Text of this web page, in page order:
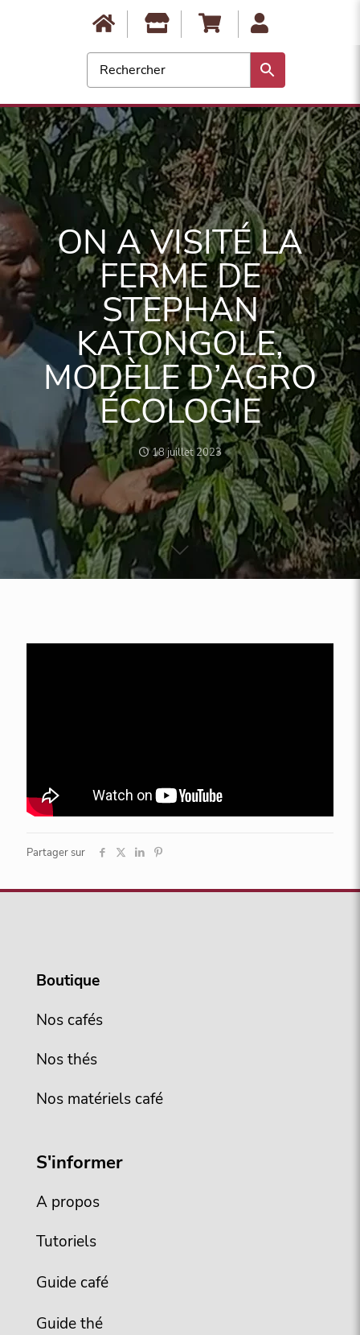
ON A VISITÉ LA
FERME DE
STEPHAN
KATONGOLE,
MODÈLE D’AGRO
ÉCOLOGIE
18 juillet 2023
Partager sur
Boutique
Nos cafés
Nos thés
Nos matériels café
S'informer
A propos
Tutoriels
Guide café
Guide thé